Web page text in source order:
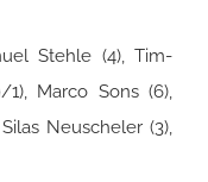
Stehle (4), Tim-
Marco Sons (6),
Neuscheler (3),